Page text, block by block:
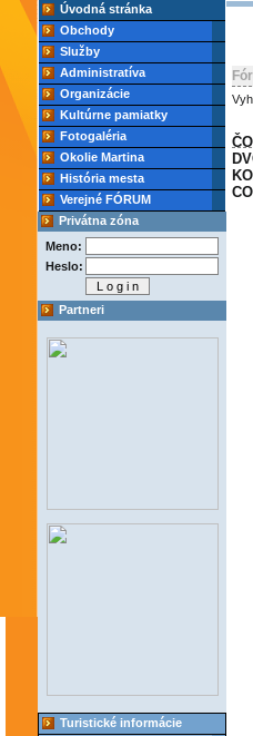
Úvodná stránka
Obchody
Služby
Administratíva
Organizácie
Kultúrne pamiatky
Fotogaléria
Okolie Martina
História mesta
Verejné FÓRUM
Privátna zóna
Meno:
Heslo:
Partneri
Turistické informácie